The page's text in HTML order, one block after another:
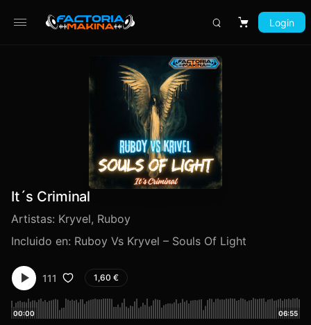
Carrito
Login
It´s Criminal
Artistas: Kryvel, Ruboy
Incluido en: Ruboy Vs Kryvel – Souls Of Light
111 1,60 €
00:00 06:55